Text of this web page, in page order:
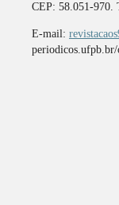
CEP: 58.051-970.
E-mail: